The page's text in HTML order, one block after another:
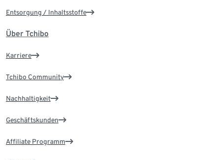
Entsorgung / Inhaltsstoffe
Über Tchibo
Karriere
Tchibo Community
Nachhaltigkeit
Geschäftskunden
Affiliate Programm